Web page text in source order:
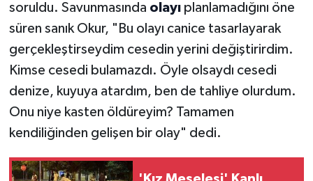
soruldu. Savunmasında olayı planlamadığını öne
süren sanık Okur, "Bu olayı canice tasarlayarak
gerçekleştirseydim cesedin yerini değiştirirdim.
Kimse cesedi bulamazdı. Öyle olsaydı cesedi
denize, kuyuya atardım, ben de tahliye olurdum.
Onu niye kasten öldüreyim? Tamamen
kendiliğinden gelişen bir olay" dedi.